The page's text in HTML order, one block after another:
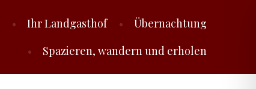
Ihr Landgasthof
Übernachtung
Spazieren, wandern und erholen